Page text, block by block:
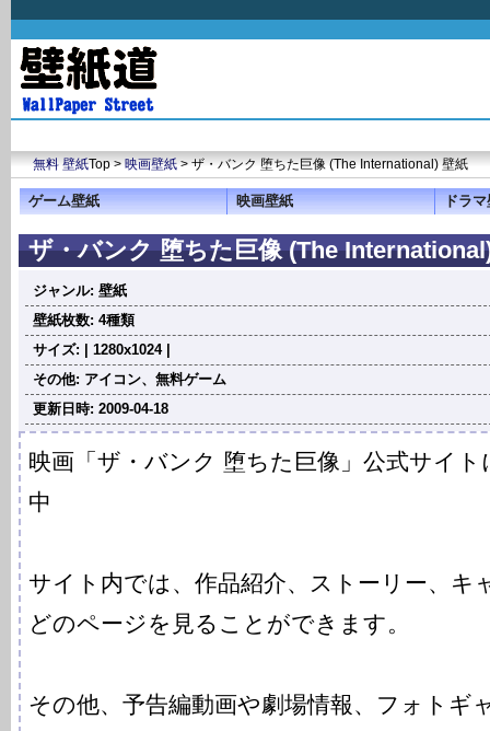
無料 壁紙Top >映画壁紙> ザ・バンク 堕ちた巨像 (The International) 壁紙
ゲーム壁紙 映画壁紙 ドラ
ザ・バンク 堕ちた巨像 (The
ジャンル: 壁紙
壁紙枚数: 4種類
サイズ: | 1280x1024 |
その他: アイコン、無料ゲーム
更新日時: 2009-04-18
映画「ザ・バンク 堕ちた巨像」公式サイ
中
サイト内では、作品紹介、ストーリー、キ
どのページを見ることができます。
その他、予告編動画や劇場情報、フォトギ